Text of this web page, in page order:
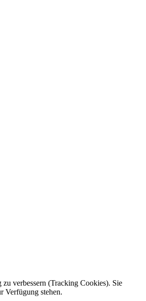
verbessern (Tracking Cookies). Sie
Verfügung stehen.